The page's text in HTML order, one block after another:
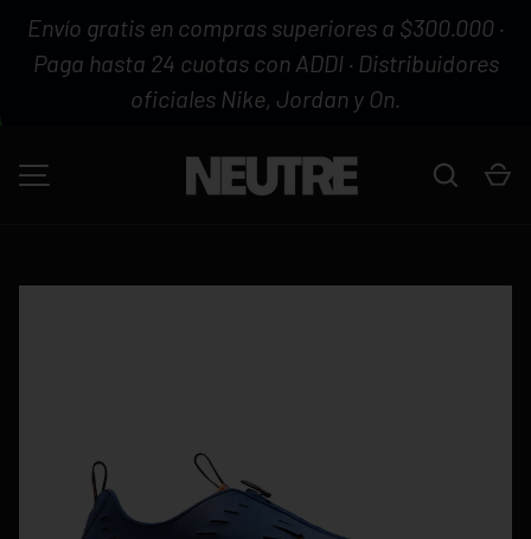
IR AL CONTENIDO
Envío gratis en compras superiores a $300.000 ·
Paga hasta 24 cuotas con ADDI · Distribuidores
oficiales Nike, Jordan y On.
Buscar